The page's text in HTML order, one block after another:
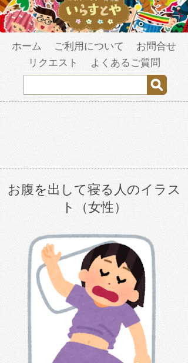
ホーム ご利用について
お問合せ
リクエスト
よくあるご質問
お腹を出して寝る人のイラス
ト（女性）